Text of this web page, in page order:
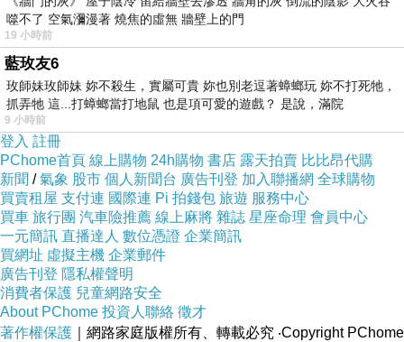
噬不了 空氣瀰漫著 燒焦的虛無 牆壁上的門
19 小時前
藍玫友6
玫師妹玫師妹 妳不殺生，實屬可貴 妳也別老逗著蟑螂玩 妳不打死牠，
抓弄牠 這...打蟑螂當打地鼠 也是項可愛的遊戲？ 是說，滿院
9 小時前
登入 註冊
PChome首頁 線上購物 24h購物 書店 露天拍賣 比比昂代購
新聞 /氣象 股市 個人新聞台 廣告刊登 加入聯播網 全球購物
買賣租屋 支付連 國際連 Pi 拍錢包 旅遊 服務中心
買車 旅行團 汽車險推薦 線上麻將 雜誌 星座命理 會員中心
一元簡訊 直播達人 數位憑證 企業簡訊
買網址 虛擬主機 企業郵件
廣告刊登 隱私權聲明
消費者保護 兒童網路安全
About PChome 投資人聯絡 徵才
著作權保護 ｜網路家庭版權所有、轉載必究 ‧Copyright PChome